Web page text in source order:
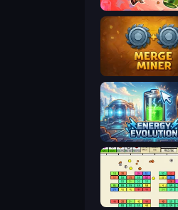
Smashing Bottles
Merge Miner
Energy Evolution
Idle Breakout